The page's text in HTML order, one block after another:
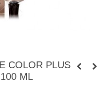
COLOR PLUS
ML